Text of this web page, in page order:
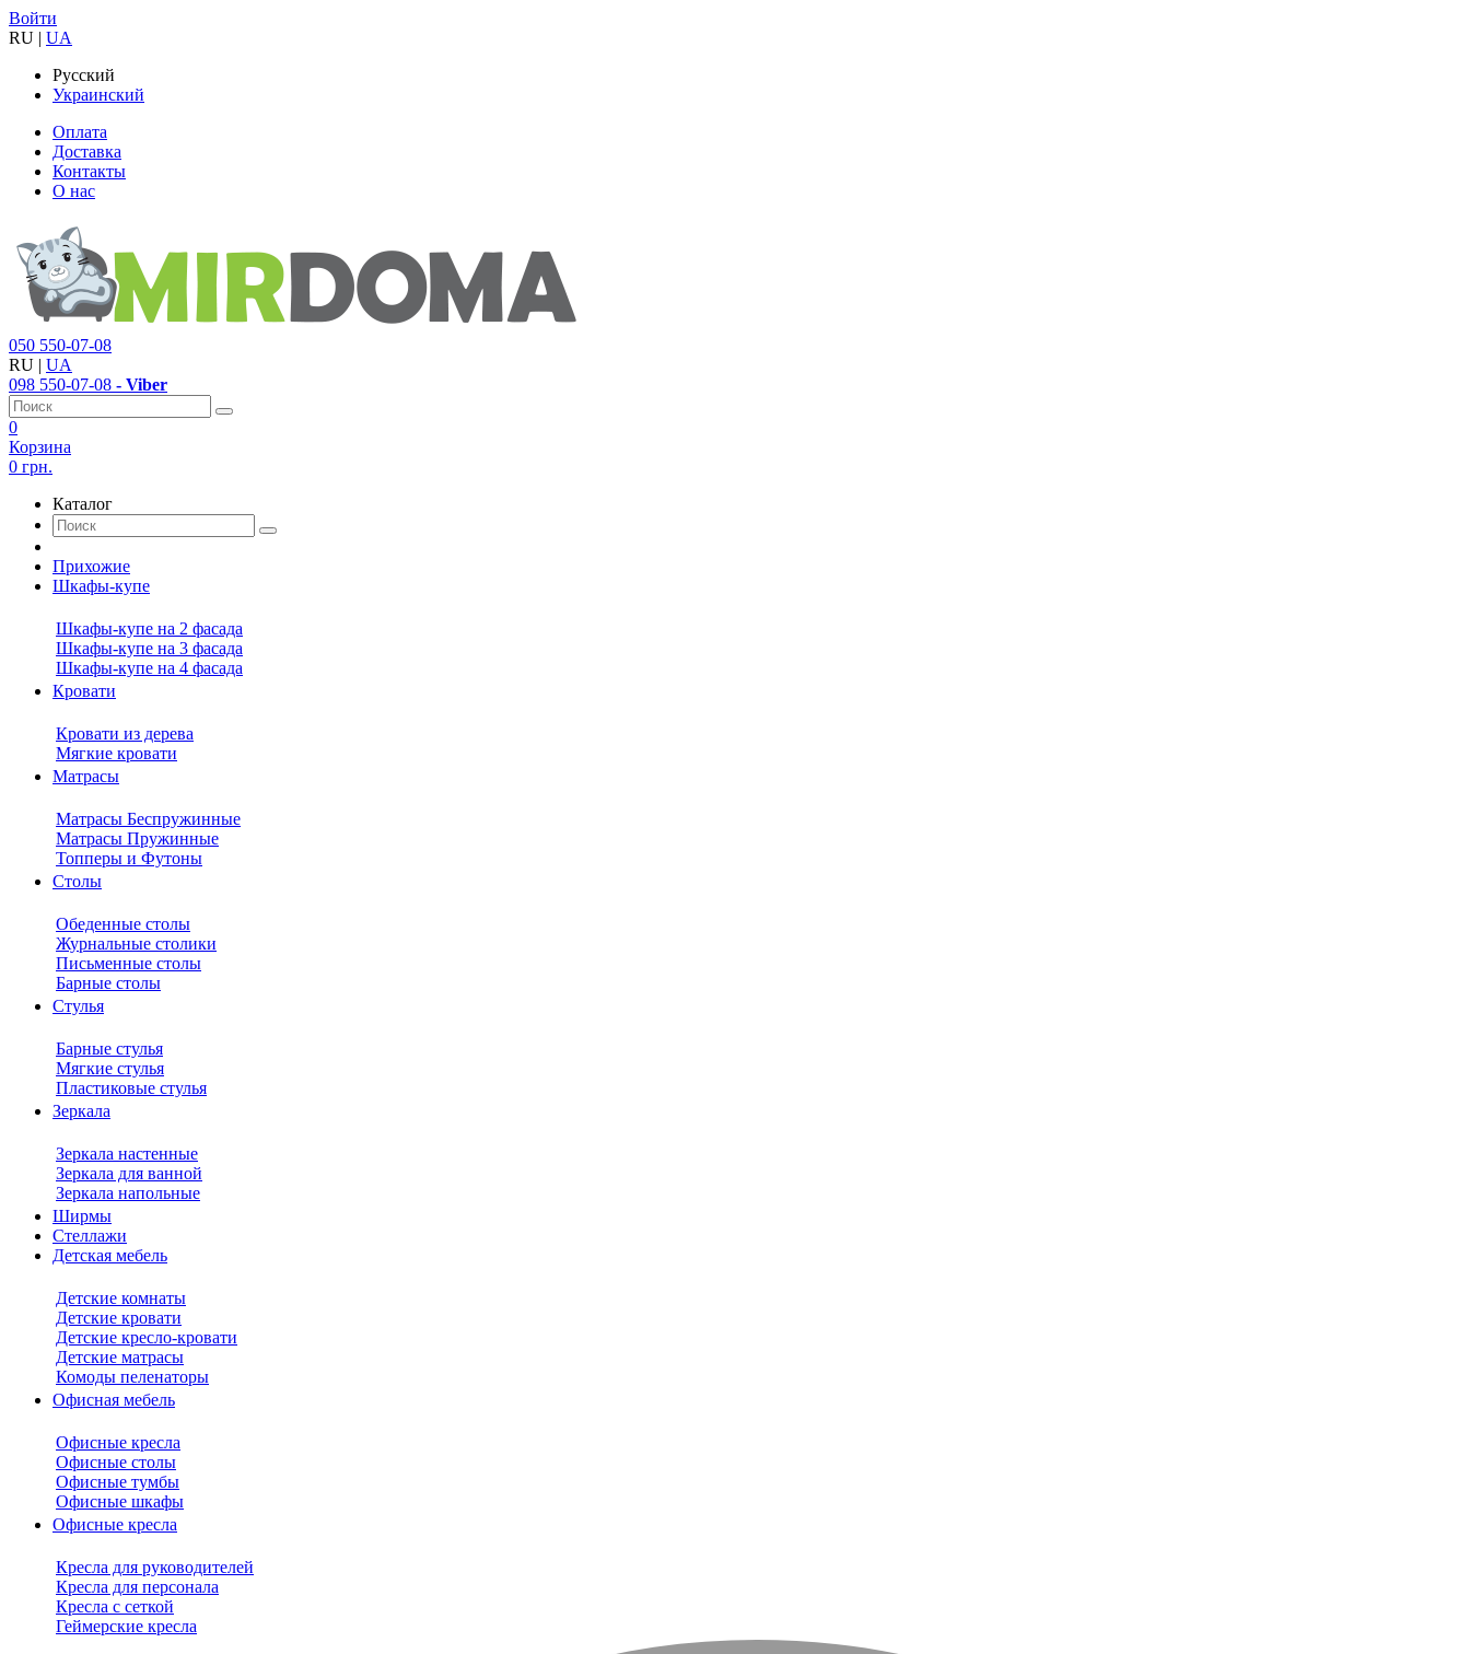
Войти
RU | UA
Русский
Украинский
Оплата
Доставка
Контакты
О нас
050 550-07-08
RU | UA
098 550-07-08 - Viber
0
Корзина
0 грн.
Каталог
Прихожие
Шкафы-купе
Шкафы-купе на 2 фасада
Шкафы-купе на 3 фасада
Шкафы-купе на 4 фасада
Кровати
Кровати из дерева
Мягкие кровати
Матрасы
Матрасы Беспружинные
Матрасы Пружинные
Топперы и Футоны
Столы
Обеденные столы
Журнальные столики
Письменные столы
Барные столы
Стулья
Барные стулья
Мягкие стулья
Пластиковые стулья
Зеркала
Зеркала настенные
Зеркала для ванной
Зеркала напольные
Ширмы
Стеллажи
Детская мебель
Детские комнаты
Детские кровати
Детские кресло-кровати
Детские матрасы
Комоды пеленаторы
Офисная мебель
Офисные кресла
Офисные столы
Офисные тумбы
Офисные шкафы
Офисные кресла
Кресла для руководителей
Кресла для персонала
Кресла с сеткой
Геймерские кресла